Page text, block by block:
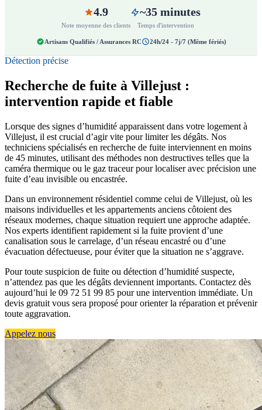
4.9
Note moyenne des clients
~35 minutes
Temps d'intervention
Artisans Qualifiés / Assurances RC 24h/24 - 7j/7 (Même fériés)
Détection précise
Recherche de fuite à Villejust :
intervention rapide et fiable
Lorsque des signes d’humidité apparaissent dans votre logement à
Villejust, il est crucial d’agir vite pour limiter les dégâts. Nos
techniciens spécialisés en recherche de fuite interviennent en moins
de 45 minutes, utilisant des méthodes non destructives telles que la
caméra thermique ou le gaz traceur pour localiser avec précision une
fuite d’eau invisible ou encastrée.
Dans un environnement résidentiel comme celui de Villejust, où les
maisons individuelles et les appartements anciens côtoient des
réseaux modernes, chaque situation requiert une approche adaptée.
Nos experts identifient rapidement si la fuite provient d’une
canalisation sous le carrelage, d’un réseau encastré ou d’une
évacuation défectueuse, pour éviter que la situation ne s’aggrave.
Pour toute suspicion de fuite ou détection d’humidité suspecte,
n’attendez pas que les dégâts deviennent importants. Contactez dès
aujourd’hui le 09 72 51 99 85 pour une intervention immédiate. Un
devis gratuit vous sera proposé pour orienter la réparation et prévenir
toute aggravation.
Appelez nous